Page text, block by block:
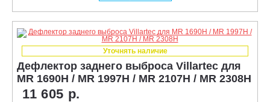
Уточнять наличие
Дефлектор заднего выброса Villartec для
MR 1690H / MR 1997H / MR 2107H / MR 2308H
11 605 р.